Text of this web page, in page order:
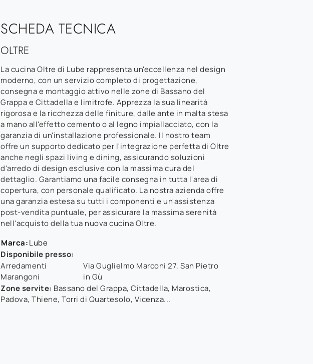
SCHEDA TECNICA
OLTRE
La cucina Oltre di Lube rappresenta un'eccellenza nel design
moderno, con un servizio completo di progettazione,
consegna e montaggio attivo nelle zone di Bassano del
Grappa e Cittadella e limitrofe. Apprezza la sua linearità
rigorosa e la ricchezza delle finiture, dalle ante in malta stesa
a mano all'effetto cemento o al legno impiallacciato, con la
garanzia di un'installazione professionale. Il nostro team
offre un supporto dedicato per l'integrazione perfetta di Oltre
anche negli spazi living e dining, assicurando soluzioni
d'arredo di design esclusive con la massima cura del
dettaglio. Garantiamo una facile consegna in tutta l'area di
copertura, con personale qualificato. La nostra azienda offre
una garanzia estesa su tutti i componenti e un'assistenza
post-vendita puntuale, per assicurare la massima serenità
nell'acquisto della tua nuova cucina Oltre.
Marca:Lube
Disponibile presso:
Arredamenti
Marangoni
Via Guglielmo Marconi 27,San Pietro
in Gù
Zone servite: Bassano del Grappa, Cittadella, Marostica,
Padova, Thiene, Torri di Quartesolo, Vicenza...